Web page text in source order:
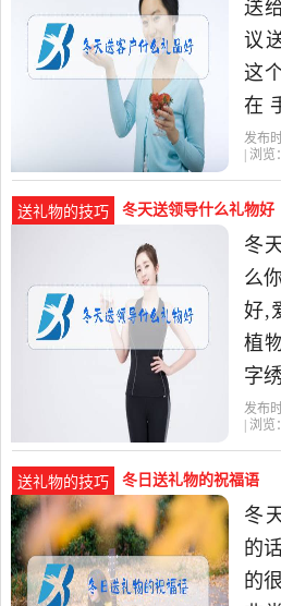
送
议
这
在
的
发布
| 浏览：
送礼物的技巧 冬天送领导什么礼物好
冬
么
好,
植
字
土
发布
| 浏览：
送礼物的技巧 冬日送礼物的祝福语
冬
的
的